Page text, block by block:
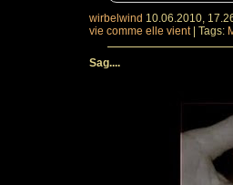
wirbelwind 10.06.2010,
vie comme elle vient| Tags:
Sag....